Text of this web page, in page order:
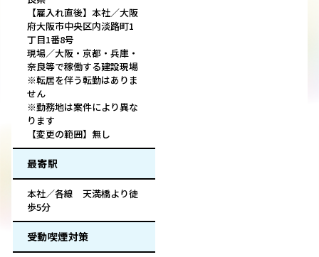
【雇入れ直後】本社／大阪
府大阪市中央区内淡路町1
丁目1番8号
現場／大阪・京都・兵庫・
奈良等で稼働する建設現場
※転居を伴う転勤はありま
せん
※勤務地は案件により異な
ります
【変更の範囲】無し
最寄駅
本社／各線 天満橋より徒
歩5分
受動喫煙対策